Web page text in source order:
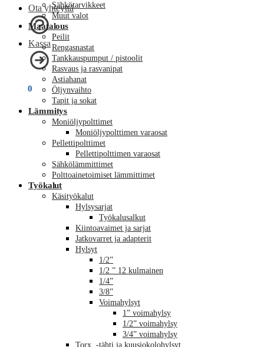
Ota yhteyttä
Kassa
0
Sähkötarvikkeet
Muut valot
Maatalous
Peilit
Rengasnastat
Tankkauspumput / pistoolit
Rasvaus ja rasvanipat
Astiahanat
Öljynvaihto
Tapit ja sokat
Lämmitys
Moniöljypolttimet
Moniöljypolttimen varaosat
Pellettipolttimet
Pellettipolttimen varaosat
Sähkölämmittimet
Polttoainetoimiset lämmittimet
Työkalut
Käsityökalut
Hylsysarjat
Työkalusalkut
Kiintoavaimet ja sarjat
Jatkovarret ja adapterit
Hylsyt
1/2”
1/2 ” 12 kulmainen
1/4”
3/8”
Voimahylsyt
1” voimahylsy
1/2” voimahylsy
3/4” voimahylsy
Torx, -tähti ja kuusiokolohylsyt